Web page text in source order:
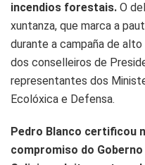
incendios forestais. O
xuntanza, que marca a
durante a campaña de
dos conselleiros de
representantes dos
Ecolóxica e Defensa.
Pedro Blanco certificou
compromiso do Goberno